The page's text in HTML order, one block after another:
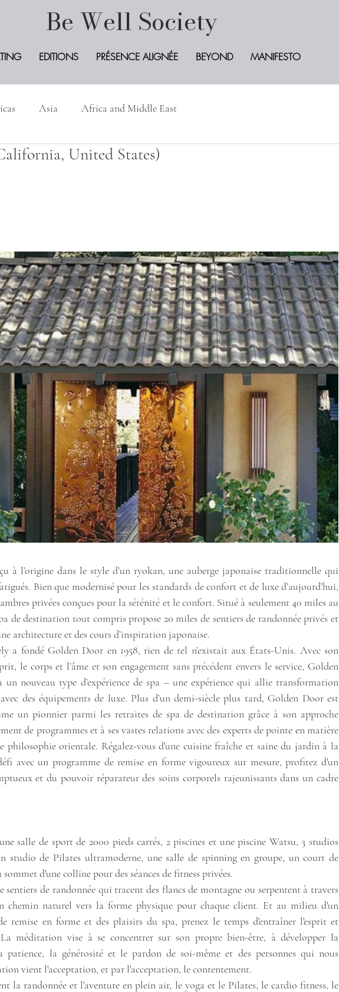
Be Well Society
EDITIONS PRÉSENCE ALIGNÉE BEYOND MANIFESTO
Asia Africa and Middle East
United States)
à l’origine dans le style d’un ryokan, une auberge japonaise traditionnelle qui
Bien que modernisé pour les standards de confort et de luxe d’aujourd’hui,
privées conçues pour la sérénité et le confort. Situé à seulement 40 miles au
de destination tout compris propose 20 miles de sentiers de randonnée privés et
architecture et des cours d’inspiration japonaise.
a fondé Golden Door en 1958, rien de tel n’existait aux États-Unis. Avec son
le corps et l’âme et son engagement sans précédent envers le service, Golden
nouveau type d’expérience de spa – une expérience qui allie transformation
des équipements de luxe. Plus d’un demi-siècle plus tard, Golden Door est
un pionnier parmi les retraites de spa de destination grâce à son approche
de programmes et à ses vastes relations avec des experts de pointe en matière
philosophie orientale. Régalez-vous d'une cuisine fraîche et saine du jardin à la
avec un programme de remise en forme vigoureux sur mesure, profitez d'un
et du pouvoir réparateur des soins corporels rajeunissants dans un cadre
salle de sport de 2000 pieds carrés, 2 piscines et une piscine Watsu, 3 studios
studio de Pilates ultramoderne, une salle de spinning en groupe, un court de
d'une colline pour des séances de fitness privées.
sentiers de randonnée qui tracent des flancs de montagne ou serpentent à travers
chemin naturel vers la forme physique pour chaque client. Et au milieu d'un
remise en forme et des plaisirs du spa, prenez le temps d'entraîner l'esprit et
La méditation vise à se concentrer sur son propre bien-être, à développer la
patience, la générosité et le pardon de soi-même et des personnes qui nous
vient l'acceptation, et par l'acceptation, le contentement.
la randonnée et l'aventure en plein air, le yoga et le Pilates, le cardio fitness, le